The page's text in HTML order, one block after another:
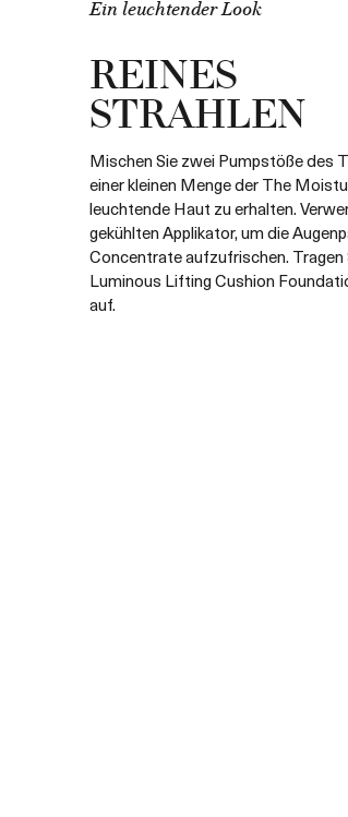
Ein leuchtender Look
REINES
STRAHLEN
Mischen Sie zwei Pumpstöße des
einer kleinen Menge der The
leuchtende Haut zu erhalten.
gekühlten Applikator, um die
Concentrate aufzufrischen. Tragen
Luminous Lifting Cushion
auf.